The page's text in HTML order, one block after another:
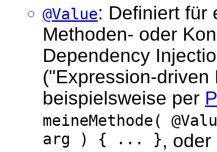
@Value: Definiert für
Methoden- oder
Dependency
("Expression-
beispielsweise per
meineMethode(
arg ) { ... },